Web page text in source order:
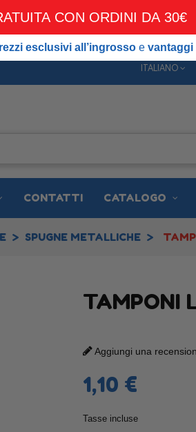
CON ORDINI DA 30€
all’ingrossoevantaggi dedicati
ITALIANO
CONTATTI CATALOGO
SPUGNE METALLICHE
TAMPONI
Aggiungi una
1,10 €
Tasse incluse
CON ORDINI DA 30€
esclusivi all’ingrossoe vantaggi